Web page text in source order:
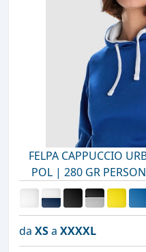
FELPA CAPPUCCIO
POL | 280 GR
da XSa XXXXL